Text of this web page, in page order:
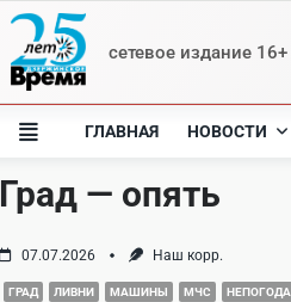
сетевое издание 16+
ГЛАВНАЯ НОВОСТИ
Град — опять
07.07.2026 Наш корр.
ГРАД ЛИВНИ МАШИНЫ МЧС НЕПОГОДА